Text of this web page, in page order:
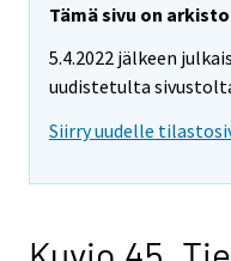
Tämä sivu on
5.4.2022 jälkeen
uudistetulta
Siirry uudelle